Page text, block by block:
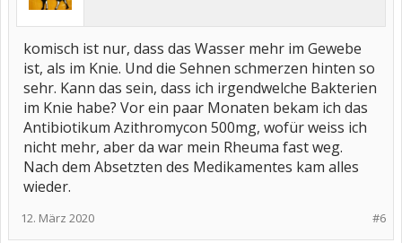
komisch ist nur, dass das Wasser mehr im Gewebe
ist, als im Knie. Und die Sehnen schmerzen hinten so
sehr. Kann das sein, dass ich irgendwelche Bakterien
im Knie habe? Vor ein paar Monaten bekam ich das
Antibiotikum Azithromycon 500mg, wofür weiss ich
nicht mehr, aber da war mein Rheuma fast weg.
Nach dem Absetzten des Medikamentes kam alles
wieder.
#6
12. März 2020